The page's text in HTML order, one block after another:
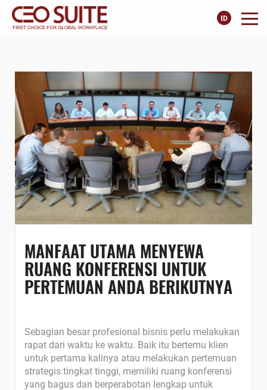
MANFAAT UTAMA MENYEWA
RUANG KONFERENSI UNTUK
PERTEMUAN ANDA BERIKUTNYA
Sebagian besar profesional bisnis perlu melakukan
rapat dari waktu ke waktu. Baik itu bertemu klien
untuk pertama kalinya atau melakukan pertemuan
strategis tingkat tinggi, memiliki ruang konferensi
yang bagus dan berperabotan lengkap untuk